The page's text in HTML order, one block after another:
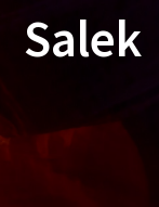
Salek